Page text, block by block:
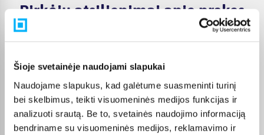
Šioje svetainėje naudojami slapukai
Naudojame slapukus, kad galėtume suasmeninti turinį
bei skelbimus, teikti visuomeninės medijos funkcijas ir
analizuoti srautą. Be to, svetainės naudojimo informaciją
bendriname su visuomeninės medijos, reklamavimo ir
Pirkėjų atsiliepimai apie prekes
GYTIS M.
Patvirtintas pirkėjas